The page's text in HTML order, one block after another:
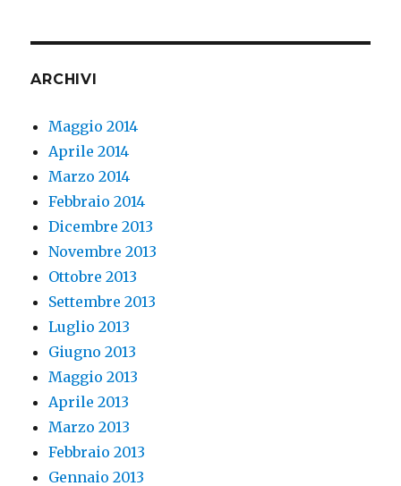
ARCHIVI
Maggio 2014
Aprile 2014
Marzo 2014
Febbraio 2014
Dicembre 2013
Novembre 2013
Ottobre 2013
Settembre 2013
Luglio 2013
Giugno 2013
Maggio 2013
Aprile 2013
Marzo 2013
Febbraio 2013
Gennaio 2013